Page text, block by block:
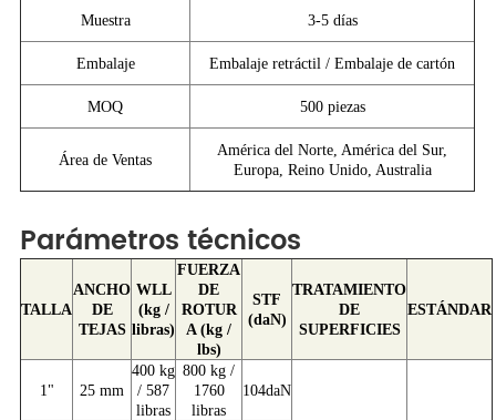
Muestra 3-5 días
Embalaje Embalaje retráctil / Embalaje de cartón
MOQ 500 piezas
Área de Ventas
América del Norte, América del Sur,
Europa, Reino Unido, Australia
Parámetros técnicos
TALLA
ANCHO
DE
TEJAS
WLL
(kg /
libras)
FUERZA
DE
ROTUR
A (kg /
lbs)
STF
(daN)
TRATAMIENTO
DE
SUPERFICIES
ESTÁNDAR
1" 25 mm
400 kg
/ 587
libras
800 kg /
1760
libras
104daN